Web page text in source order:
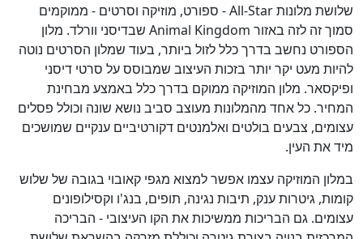
שלושת מלונות All-Star - ספורט, מוזיקה וסרטים - ממוקמים
סמוך זה לזה באזור Animal Kingdom שבדיסני וורלד. מלון
הספורט נחשב בדרך כלל לזול ביותר, בעוד שמלון הסרטים נוטה
להיות מעט יקר יותר בזכות העיצוב שמבוסס על סרטי דיסני
ופיקסאר. מלון המוזיקה ממוקם בדרך כלל באמצע מבחינת
המחיר. כל אחד מהמלונות מעוצב סביב נושא שונה וכולל פסלים
עצומים, צבעים בולטים ואלמנטים דקורטיביים ענקיים שמושכים
מיד את העין.
במלון המוזיקה עצמו אפשר למצוא מגפי קאובוי בגובה של שלוש
קומות, גיטרות ענק, תיבות נגינה, תופים, בנג'ו וקסילופונים
עצומים. גם הבריכות ממשיכות את הקו העיצובי - הבריכה